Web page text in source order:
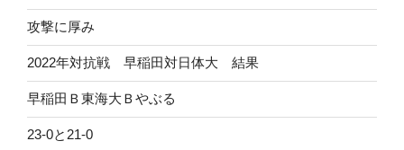
攻撃に厚み
2022年対抗戦 早稲田対日体大 結果
早稲田Ｂ東海大Ｂやぶる
23-0と21-0